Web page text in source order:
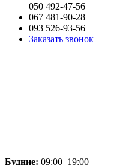
050 492-47-56
067 481-90-28
093 526-93-56
Заказать звонок
Будние: 09:00–19:00